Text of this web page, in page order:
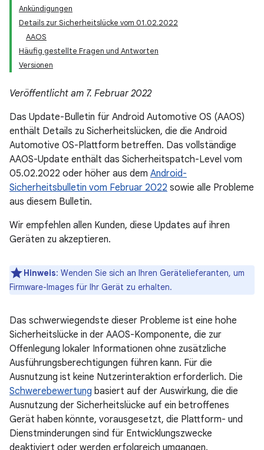
Ankündigungen
Details zur Sicherheitslücke vom 01.02.2022
AAOS
Häufig gestellte Fragen und Antworten
Versionen
Veröffentlicht am 7. Februar 2022
Das Update-Bulletin für Android Automotive OS (AAOS)
enthält Details zu Sicherheitslücken, die die Android
Automotive OS-Plattform betreffen. Das vollständige
AAOS-Update enthält das Sicherheitspatch-Level vom
05.02.2022 oder höher aus dem Android-
Sicherheitsbulletin vom Februar 2022 sowie alle Probleme
aus diesem Bulletin.
Wir empfehlen allen Kunden, diese Updates auf ihren
Geräten zu akzeptieren.
Hinweis: Wenden Sie sich an Ihren Gerätelieferanten, um
Firmware-Images für Ihr Gerät zu erhalten.
Das schwerwiegendste dieser Probleme ist eine hohe
Sicherheitslücke in der AAOS-Komponente, die zur
Offenlegung lokaler Informationen ohne zusätzliche
Ausführungsberechtigungen führen kann. Für die
Ausnutzung ist keine Nutzerinteraktion erforderlich. Die
Schwerebewertung basiert auf der Auswirkung, die die
Ausnutzung der Sicherheitslücke auf ein betroffenes
Gerät haben könnte, vorausgesetzt, die Plattform- und
Dienstminderungen sind für Entwicklungszwecke
deaktiviert oder werden erfolgreich umgangen.